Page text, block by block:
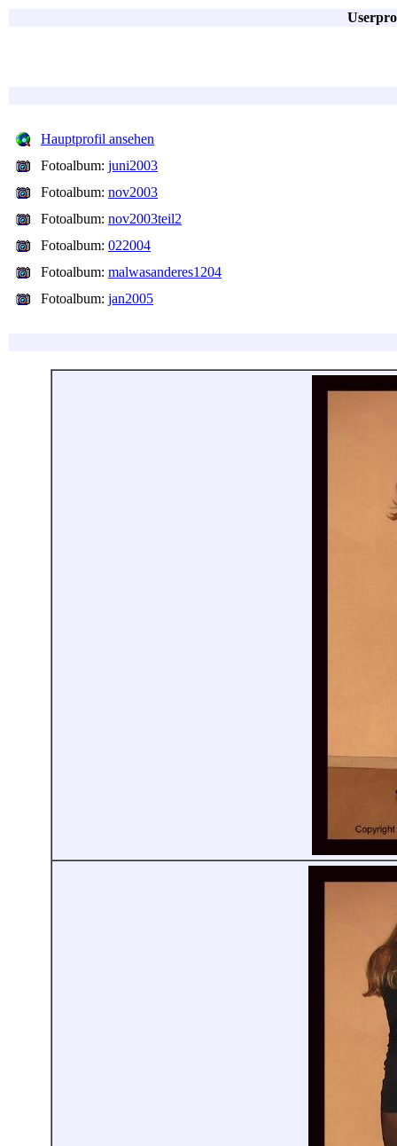
Hauptprofil ansehen
Fotoalbum: juni2003
Fotoalbum: nov2003
Fotoalbum: nov2003teil2
Fotoalbum: 022004
Fotoalbum: malwasanderes1204
Fotoalbum: jan2005